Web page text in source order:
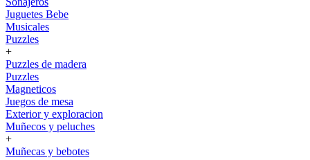
Juguetes Bebe
Musicales
Puzzles
+
Puzzles de madera
Puzzles
Magneticos
Juegos de mesa
Exterior y exploracion
Muñecos y peluches
+
Muñecas y bebotes